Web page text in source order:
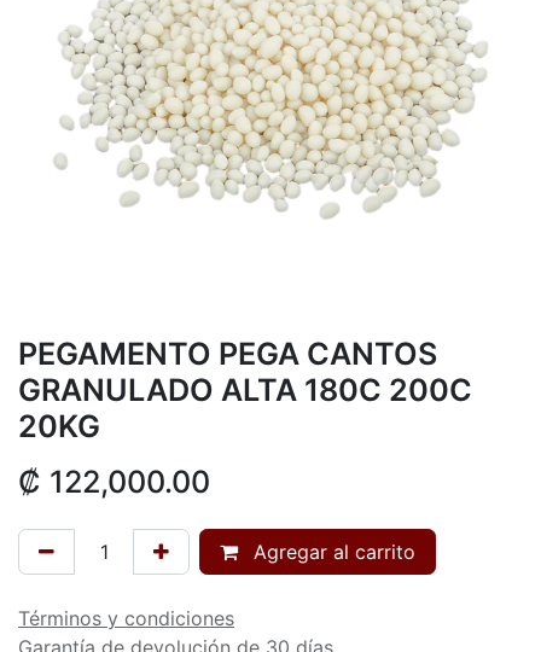
PEGAMENTO PEGA CANTOS
GRANULADO ALTA 180C 200C
20KG
₡ 122,000.00
Agregar al carrito
Términos y condiciones
Garantía de devolución de 30 días